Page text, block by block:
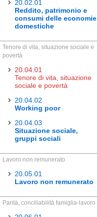
20.02.01
Reddito, patrimonio e
consumi delle economie
domestiche
Tenore di vita, situazione sociale e
povertà
20.04.01
Tenore di vita, situazione
sociale e povertà
20.04.02
Working poor
20.04.03
Situazione sociale,
gruppi sociali
Lavoro non remunerato
20.05.01
Lavoro non remunerato
Parità, conciliabilità famiglia-lavoro